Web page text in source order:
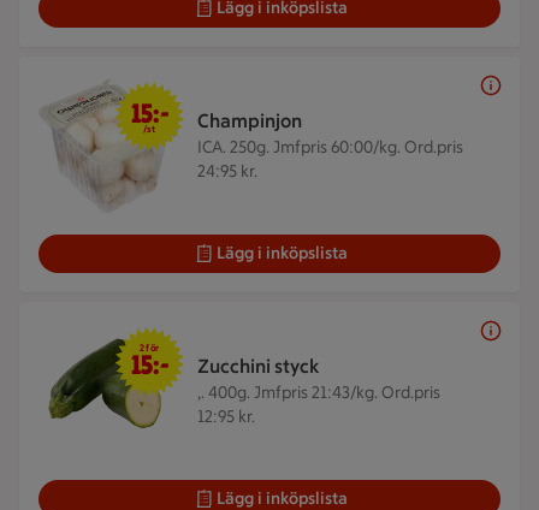
Lägg i inköpslista
Champinjon
ICA. 250g. Jmfpris 60:00/kg. Ord.pris
24:95 kr.
15 kr/st
15:-
/st
Lägg i inköpslista
Zucchini styck
,. 400g. Jmfpris 21:43/kg. Ord.pris
12:95 kr.
2 för 15 kr
2 för
15:-
Lägg i inköpslista